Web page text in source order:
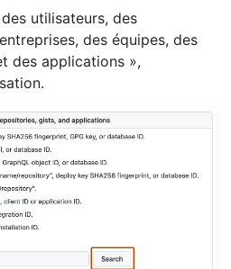
utilisateurs, des
des équipes, des
des applications »,